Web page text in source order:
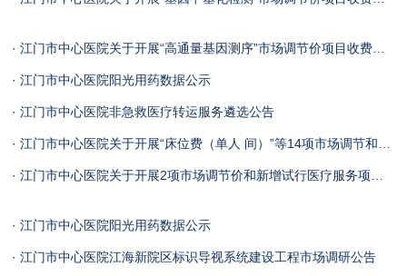
· 江门市中心医院阳光用药数据公示
· 江门市中心医院非急救医疗转运服务遴选公告
· 江门市中心医院阳光用药数据公示
· 江门市中心医院江海新院区标识导视系统建设工程市场调研公告